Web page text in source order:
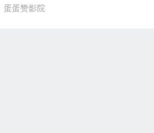
蛋蛋赞影院